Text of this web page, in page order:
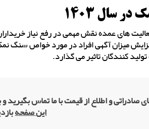
سال 1403
های عمده نقش مهمی در رفع نیاز
کنندگان تاثیر می گذارد.
صادراتی و اطلاع از قیمت با ما تماس بگیرید
این صفحه